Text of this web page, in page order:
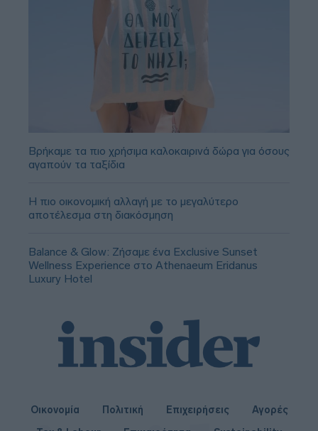
Βρήκαμε τα πιο χρήσιμα καλοκαιρινά δώρα για όσους
αγαπούν τα ταξίδια
Η πιο οικονομική αλλαγή με το μεγαλύτερο
αποτέλεσμα στη διακόσμηση
Balance & Glow: Ζήσαμε ένα Exclusive Sunset
Wellness Experience στο Athenaeum Eridanus
Luxury Hotel
Οικονομία Πολιτική Επιχειρήσεις
Αγορές